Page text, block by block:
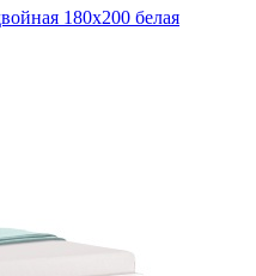
180х200 белая